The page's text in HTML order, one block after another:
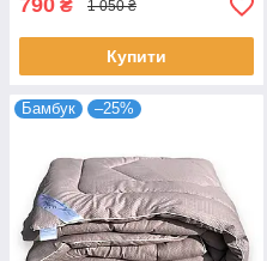
790 ₴ 1 050 ₴
Купити
Бамбук –25%